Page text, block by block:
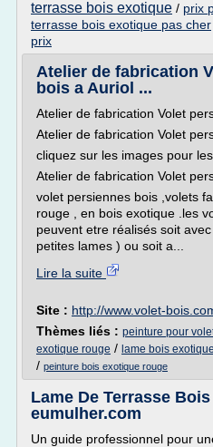
terrasse bois exotique / prix
terrasse bois exotique pas cher
prix
Atelier de fabrication
bois a Auriol ...
Atelier de fabrication Volet
Atelier de fabrication Volet
cliquez sur les images pour
Atelier de fabrication Volet
volet persiennes bois ,volets
rouge , en bois exotique .les
peuvent etre réalisés soit
petites lames ) ou soit a...
Lire la suite
Site : http://www.volet-
Thèmes liés : peinture pour
exotique rouge / lame bois
/ peinture bois exotique rouge
Lame De Terrasse
eumulher.com
Un guide professionnel pour